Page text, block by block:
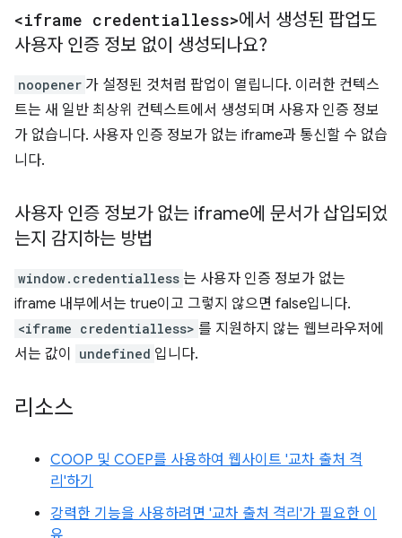
<iframe credentialless>에서 생성된 팝업도
사용자 인증 정보 없이 생성되나요?
noopener 가 설정된 것처럼 팝업이 열립니다. 이러한 컨텍스
트는 새 일반 최상위 컨텍스트에서 생성되며 사용자 인증 정보
가 없습니다. 사용자 인증 정보가 없는 iframe과 통신할 수 없습
니다.
사용자 인증 정보가 없는 iframe에 문서가 삽입되었
는지 감지하는 방법
window.credentialless 는 사용자 인증 정보가 없는
iframe 내부에서는 true이고 그렇지 않으면 false입니다.
<iframe credentialless> 를 지원하지 않는 웹브라우저에
서는 값이
undefined 입니다.
리소스
COOP 및 COEP를 사용하여 웹사이트 '교차 출처 격
리'하기
강력한 기능을 사용하려면 '교차 출처 격리'가 필요한 이